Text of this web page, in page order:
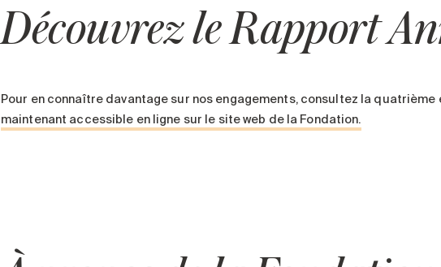
Découvrez le Rapport
Pour en connaître davantage sur nos engagements, consultez la quatrième
maintenant accessible en ligne sur le site web de la Fondation.